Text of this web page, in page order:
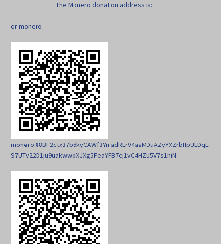
The Monero donation address is:
qr monero
monero:88BF2ctx37b6kyCAWf3YmadRLrV4asMDuAZyYXZrbHpULDqE
S7UTv22D1ju9uakwwoXJXg5FeaYFB7cj1vC4HZU5V7s1niN